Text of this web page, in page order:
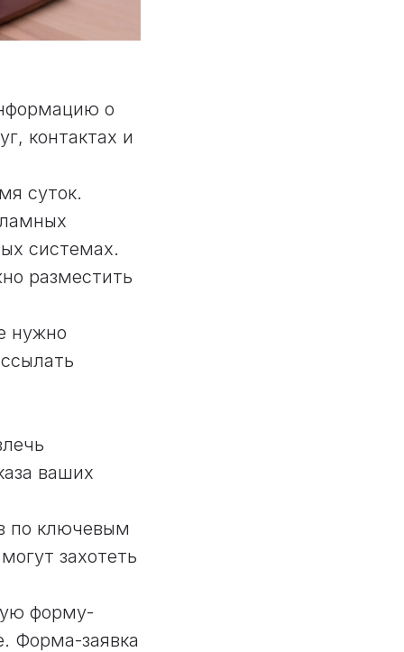
о
контактах и
суток.
системах.
разместить
нужно
ваших
по ключевым
захотеть
форму-
Форма-заявка